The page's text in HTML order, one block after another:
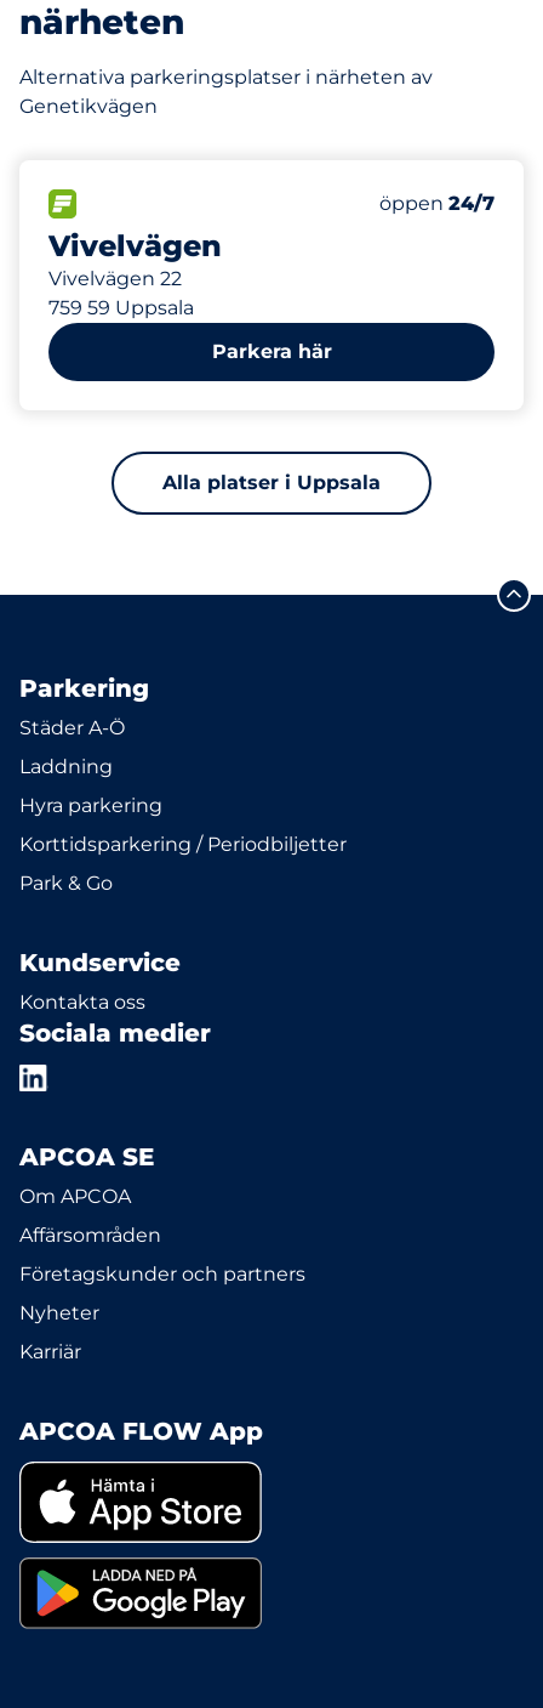
närheten
Alternativa parkeringsplatser i närheten av
Genetikvägen
Vivelvägen
Vivelvägen 22
759 59 Uppsala
Antal
Totalt antal
Lördag
öppen 24/7
478 m
Parkera här
Alla platser i Uppsala
Parkering
Städer A-Ö
Laddning
Hyra parkering
Korttidsparkering / Periodbiljetter
Park & Go
Kundservice
Kontakta oss
Sociala medier
APCOA SE
Om APCOA
Affärsområden
Företagskunder och partners
Nyheter
Karriär
APCOA FLOW App